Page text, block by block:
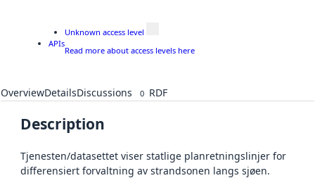
APIs
Unknown access level
Read more about access levels here
OverviewDetailsDiscussions 0 RDF
Description
Tjenesten/datasettet viser statlige planretningslinjer for
differensiert forvaltning av strandsonen langs sjøen.